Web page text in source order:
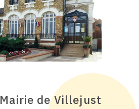
Mairie de Villejust